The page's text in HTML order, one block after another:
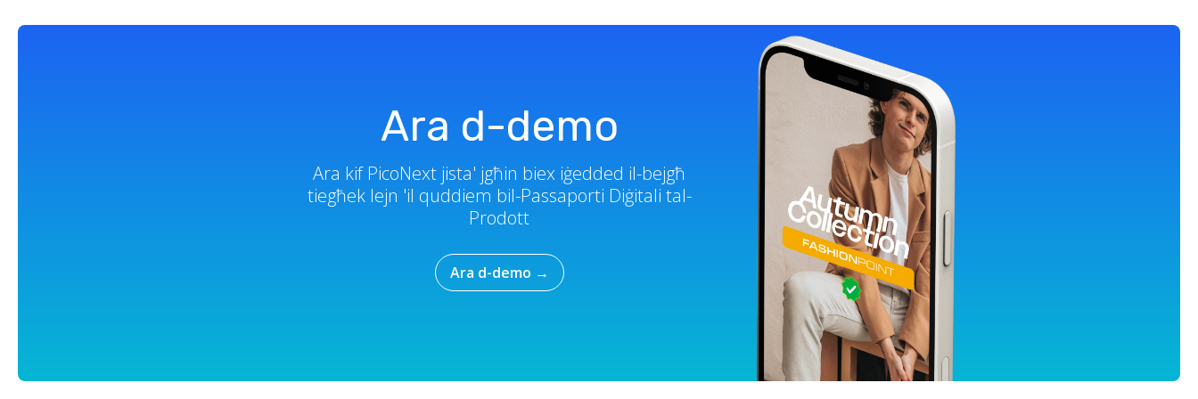
Ara d-demo
Ara kif PicoNext jista' jgħin biex iġedded il-bejgħ
tiegħek lejn 'il quddiem bil-Passaporti Diġitali tal-
Prodott
Ara d-demo →